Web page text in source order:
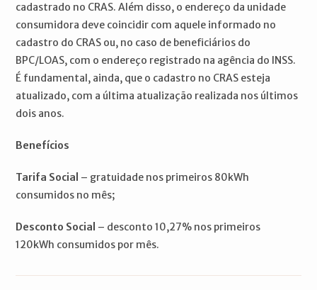
cadastrado no CRAS. Além disso, o endereço da unidade
consumidora deve coincidir com aquele informado no
cadastro do CRAS ou, no caso de beneficiários do
BPC/LOAS, com o endereço registrado na agência do INSS.
É fundamental, ainda, que o cadastro no CRAS esteja
atualizado, com a última atualização realizada nos últimos
dois anos.
Benefícios
Tarifa Social – gratuidade nos primeiros 80kWh
consumidos no mês;
Desconto Social – desconto 10,27% nos primeiros
120kWh consumidos por mês.